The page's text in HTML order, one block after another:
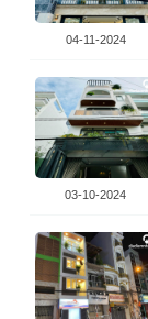
04-11-2024
03-10-2024